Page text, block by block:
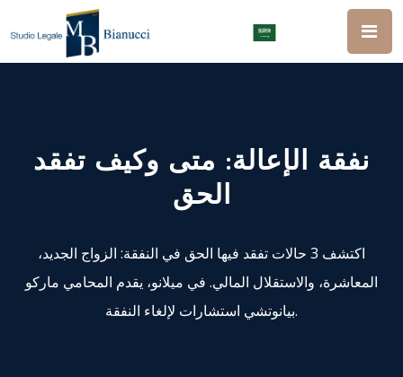
نفقة الإعالة: متى وكيف تفقد
الحق
اكتشف 3 حالات تفقد فيها الحق في النفقة: الزواج الجديد،
المعاشرة، والاستقلال المالي. في ميلانو، يقدم المحامي ماركو
بيانوتشي استشارات لإلغاء النفقة.